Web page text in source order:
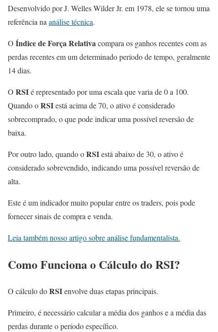
Desenvolvido por J. Welles Wilder Jr. em 1978, ele se tornou uma
referência naanálise técnica.
O Índice de Força Relativacompara os ganhos recentes com as
perdas recentes em um determinado período de tempo, geralmente
14 dias.
O RSIé representado por uma escala que varia de 0 a 100.
Quando oRSIestá acima de 70, o ativo é considerado
sobrecomprado, o que pode indicar uma possível reversão de
baixa.
Por outro lado, quando oRSIestá abaixo de 30, o ativo é
considerado sobrevendido, indicando uma possível reversão de
alta.
Este é um indicador muito popular entre os traders, pois pode
fornecer sinais de compra e venda.
Leia também nosso artigo sobre análise fundamentalista.
Como Funciona o Cálculo doRSI?
O cálculo doRSIenvolve duas etapas principais.
Primeiro, é necessário calcular a média dos ganhos e a média das
perdas durante o período específico.